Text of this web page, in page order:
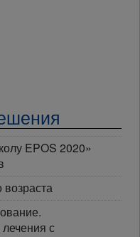
EPOS 2020»
возраста
с